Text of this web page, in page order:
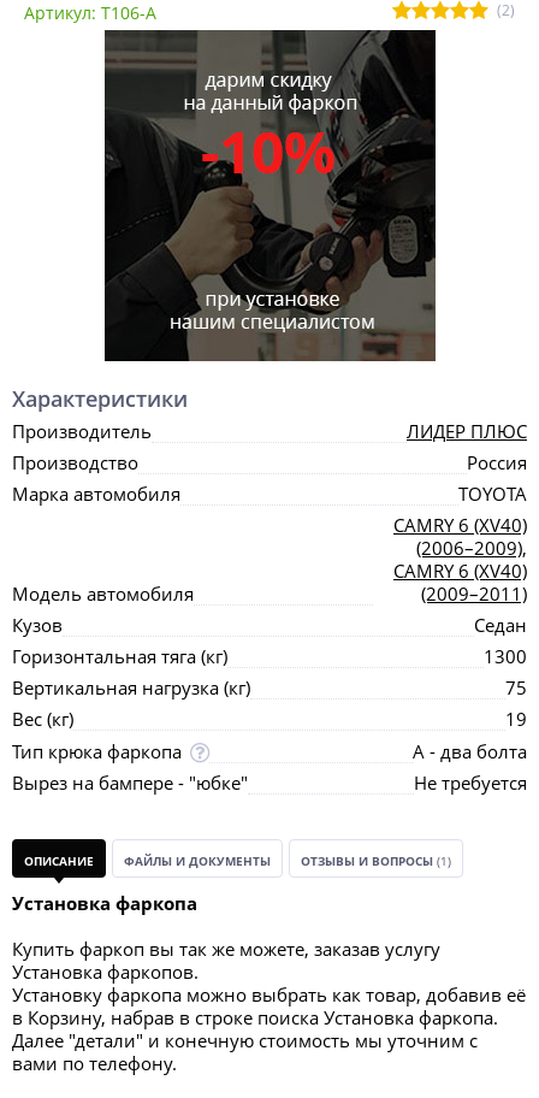
Артикул: T106-A (2)
Характеристики
Производитель
ЛИДЕР ПЛЮС
Производство
Россия
Марка автомобиля
TOYOTA
Модель автомобиля
CAMRY 6 (XV40)
(2006–2009),
CAMRY 6 (XV40)
(2009–2011)
Кузов
Седан
Горизонтальная тяга (кг)
1300
Вертикальная нагрузка (кг)
75
Вес (кг)
19
Тип крюка фаркопа
А - два болта
Вырез на бампере - "юбке"
Не требуется
ОПИСАНИЕ ФАЙЛЫ И ДОКУМЕНТЫ ОТЗЫВЫ И ВОПРОСЫ (1)
Установка фаркопа
Купить фаркоп вы так же можете, заказав услугу
Установка фаркопов.
Установку фаркопа можно выбрать как товар, добавив её
в Корзину, набрав в строке поиска Установка фаркопа.
Далее "детали" и конечную стоимость мы уточним с
вами по телефону.